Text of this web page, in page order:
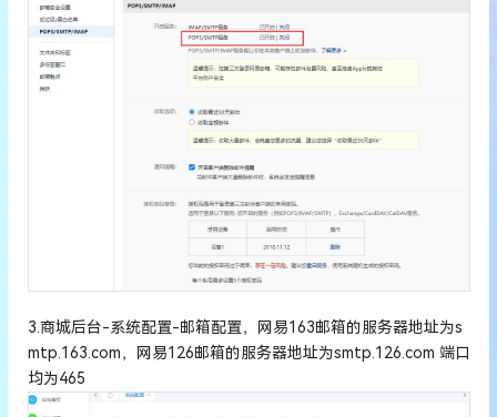
3.商城后台-系统配置-邮箱配置，网易163邮箱的服务器地址为s
mtp.163.com，网易126邮箱的服务器地址为smtp.126.com 端口
均为465